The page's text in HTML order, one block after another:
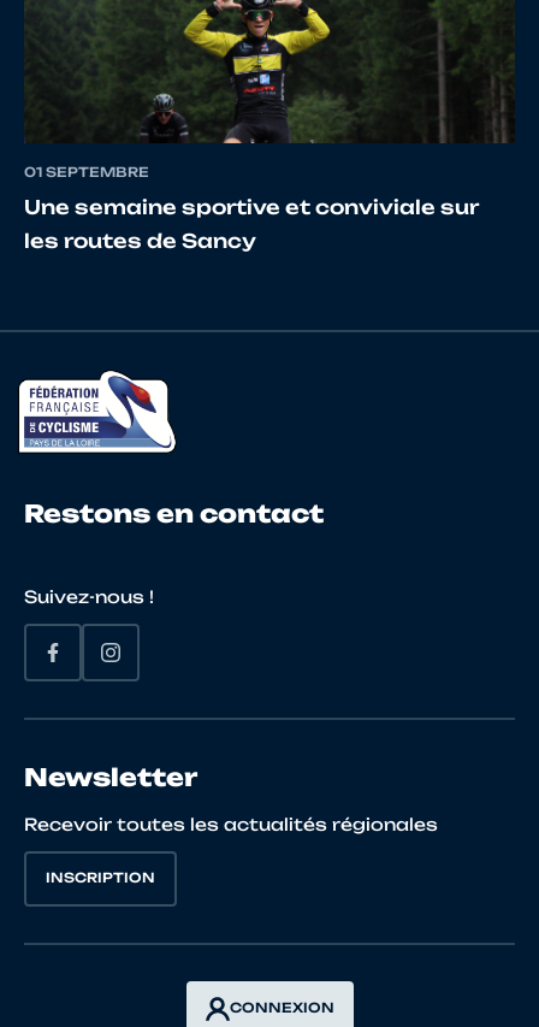
10157149781 Apolline
18 10156863027 CHARTIER Sarah
01 SEPTEMBRE
Une semaine sportive et conviviale sur
les routes de Sancy
Restons en contact
Suivez-nous !
Newsletter
Recevoir toutes les actualités régionales
INSCRIPTION
CONNEXION